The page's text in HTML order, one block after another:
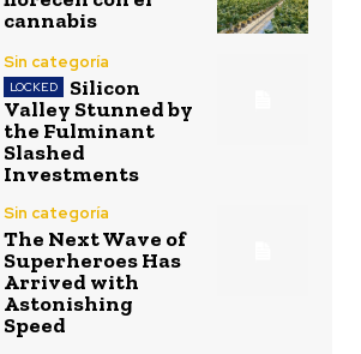
cannabis
Sin categoría
Silicon
Valley Stunned by
the Fulminant
Slashed
Investments
Sin categoría
The Next Wave of
Superheroes Has
Arrived with
Astonishing
Speed